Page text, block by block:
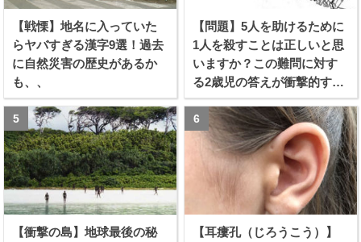
【戦慄】地名に入っていた
らヤバすぎる漢字9選！過去
に自然災害の歴史があるか
も、、
【問題】5人を助けるために
1人を殺すことは正しいと思
いますか？この難問に対す
る2歳児の答えが衝撃的すぎ
る！！
【衝撃の島】地球最後の秘
【耳瘻孔（じろうこう）】